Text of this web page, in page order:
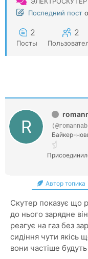
Последний пост
2
Посты
2
Байкер-
Автор топика
Скутер показує що
до нього зарядне
реагує на газ без
сидіння чути якісь
вони частіше